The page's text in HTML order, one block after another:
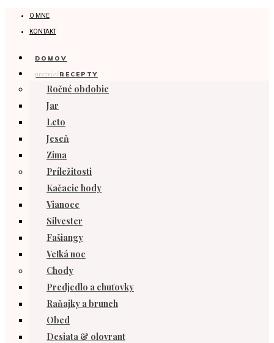
O MNE
KONTAKT
DOMOV
prezrieťRECEPTY
Ročné obdobie
Jar
Leto
Jeseň
Zima
Príležitosti
Kačacie hody
Vianoce
Silvester
Fašiangy
Veľká noc
Chody
Predjedlo a chuťovky
Raňajky a brunch
Obed
Desiata & olovrant